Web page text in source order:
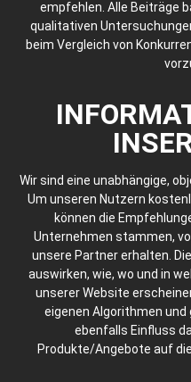
empfehlen. Alle Beiträge
qualitativen
beim Vergleich von
Wir sind eine unabhängige,
Um unseren Nutzern
können die
Unternehmen stammen,
unsere Partner erhalten.
auswirken, wie, wo und in
unserer Website
eigenen Algorithmen
ebenfalls Einfluss
Produkte/Angebote auf